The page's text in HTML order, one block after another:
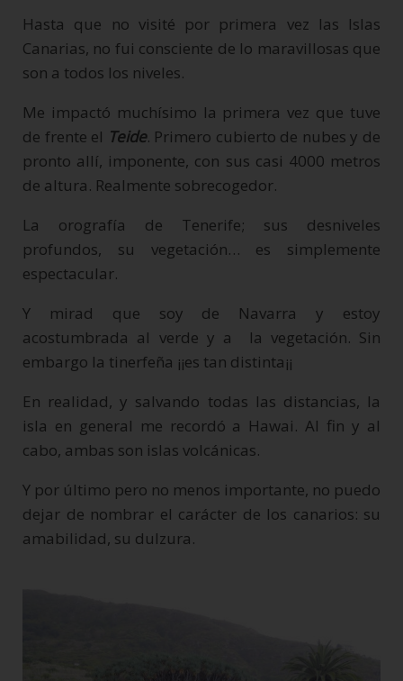
Hasta que no visité por primera vez las Islas
Canarias, no fui consciente de lo maravillosas que
son a todos los niveles.
Me impactó muchísimo la primera vez que tuve
de frente el Teide. Primero cubierto de nubes y de
pronto allí, imponente, con sus casi 4000 metros
de altura. Realmente sobrecogedor.
La orografía de Tenerife; sus desniveles
profundos, su vegetación… es simplemente
espectacular.
Y mirad que soy de Navarra y estoy
acostumbrada al verde y a la vegetación. Sin
embargo la tinerfeña ¡¡es tan distinta¡¡
En realidad, y salvando todas las distancias, la
isla en general me recordó a Hawai. Al fin y al
cabo, ambas son islas volcánicas.
Y por último pero no menos importante, no puedo
dejar de nombrar el carácter de los canarios: su
amabilidad, su dulzura.